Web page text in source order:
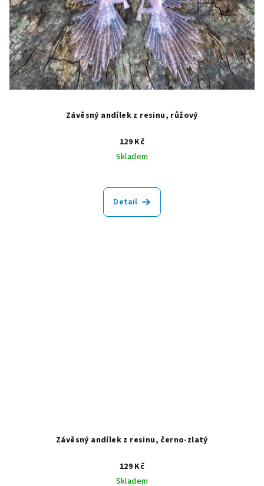
Závěsný andílek z resinu, růžový
129 Kč
Skladem
Detail
Závěsný andílek z resinu, černo-zlatý
129 Kč
Skladem